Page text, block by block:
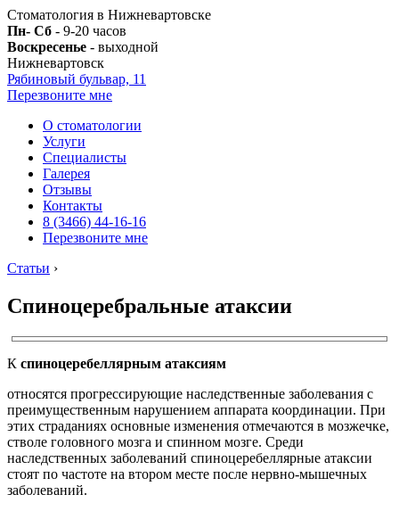
Стоматология в Нижневартовске
Пн- Сб - 9-20 часов
Воскресенье - выходной
Нижневартовск
Рябиновый бульвар, 11
Перезвоните мне
О стоматологии
Услуги
Специалисты
Галерея
Отзывы
Контакты
8 (3466) 44-16-16
Перезвоните мне
Статьи ›
Спиноцеребральные атаксии
К спиноцеребеллярным атаксиям
относятся прогрессирующие наследственные заболевания с
преимущественным нарушением аппарата координации. При
этих страданиях основные изменения отмечаются в мозжечке,
стволе головного мозга и спинном мозге. Среди
наследственных заболеваний спиноцеребеллярные атаксии
стоят по частоте на втором месте после нервно-мышечных
заболеваний.